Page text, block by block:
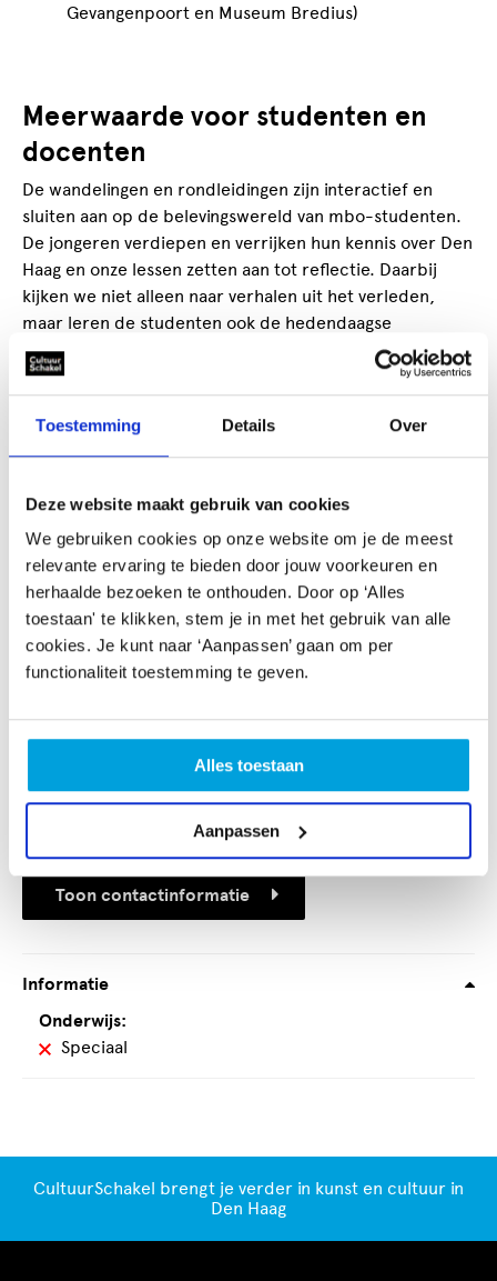
Toestemming Details Over
Deze website maakt gebruik van cookies
We gebruiken cookies op onze website om je de meest
relevante ervaring te bieden door jouw voorkeuren en
herhaalde bezoeken te onthouden. Door op ‘Alles
toestaan' te klikken, stem je in met het gebruik van alle
cookies. Je kunt naar ‘Aanpassen’ gaan om per
functionaliteit toestemming te geven.
Alles toestaan
Aanpassen
Gevangenpoort en Museum Bredius)
Meerwaarde voor studenten en
docenten
De wandelingen en rondleidingen zijn interactief en
sluiten aan op de belevingswereld van mbo-studenten.
De jongeren verdiepen en verrijken hun kennis over Den
Haag en onze lessen zetten aan tot reflectie. Daarbij
kijken we niet alleen naar verhalen uit het verleden,
maar leren de studenten ook de hedendaagse
maatschappij beter te begrijpen. Wij sluiten daarmee
aan op de algemene leerdoelen binnen het mbo op het
gebied van Burgerschap en kritisch denken.
educatie@haagshistorischmuseum.nl
070 3646940
www.haagshistorischmuseum.nl/nl/plan-your-
visit/met-een-klas/hoger-onderwijs-1
Aanbieder
Haags Historisch Museum
Korte Vijverberg 7
Toon contactinformatie
Informatie
Onderwijs:
Speciaal
CultuurSchakel brengt je verder in kunst en cultuur in
Den Haag